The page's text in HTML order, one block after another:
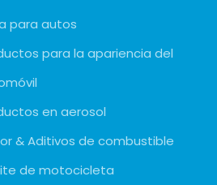
para autos
para la apariencia del
en aerosol
& Aditivos de combustible
de motocicleta